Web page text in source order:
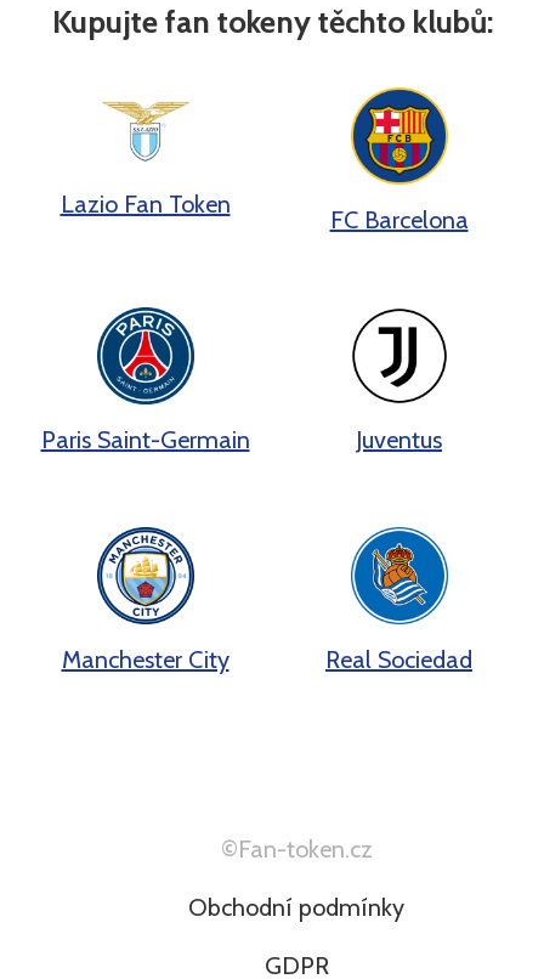
Kupujte fan tokeny těchto klubů:
Lazio Fan Token
FC Barcelona
Paris Saint-Germain Juventus
Manchester City Real Sociedad
©Fan-token.cz
Obchodní podmínky
GDPR